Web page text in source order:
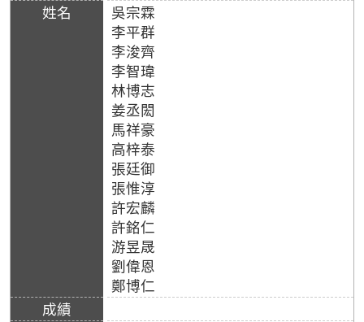
吳宗霖
李平群
李浚齊
李智瑋
林博志
姜丞閎
馬祥豪
高梓泰
張廷御
張惟淳
許宏麟
許銘仁
游昱晟
劉偉恩
鄭博仁